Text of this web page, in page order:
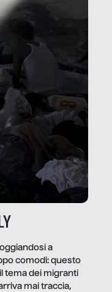
a
comodi: questo
tema dei migranti
mai traccia,